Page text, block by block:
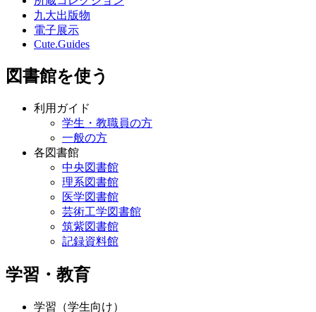
九大出版物
電子展示
Cute.Guides
図書館を使う
利用ガイド
学生・教職員の方
一般の方
各図書館
中央図書館
理系図書館
医学図書館
芸術工学図書館
筑紫図書館
記録資料館
学習・教育
学習（学生向け）